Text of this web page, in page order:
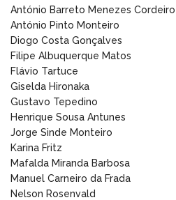
António Barreto Menezes Cordeiro
António Pinto Monteiro
Diogo Costa Gonçalves
Filipe Albuquerque Matos
Flávio Tartuce
Giselda Hironaka
Gustavo Tepedino
Henrique Sousa Antunes
Jorge Sinde Monteiro
Karina Fritz
Mafalda Miranda Barbosa
Manuel Carneiro da Frada
Nelson Rosenvald